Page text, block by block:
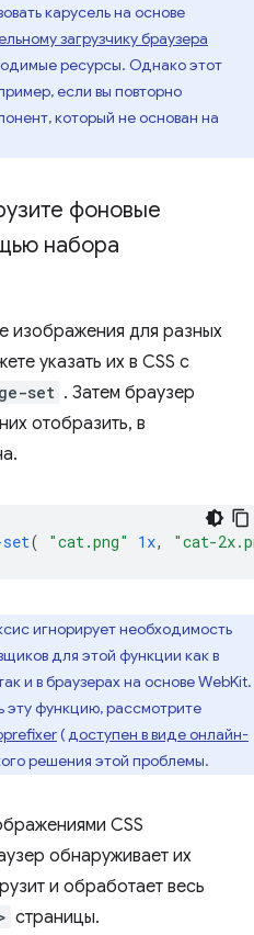
карусель на основе
загрузчику браузера
ресурсы. Однако этот
если вы повторно
который не основан на
фоновые
набора
изображения для разных
указать их в CSS с
set . Затем браузер
отобразить, в
set( "cat.png" 1x, "cat-
игнорирует необходимость
для этой функции как в
и в браузерах на основе WebKit.
эту функцию, рассмотрите
(доступен в виде онлайн-
решения этой проблемы.
CSS
обнаруживает их
и обработает весь
страницы.